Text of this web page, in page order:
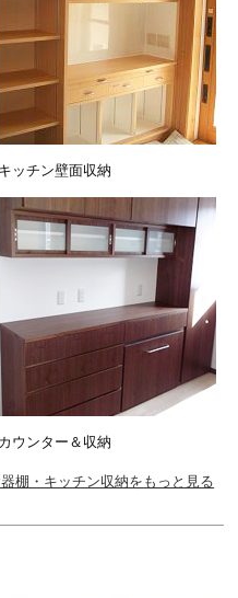
キッチン壁面収納
カウンター＆収納
棚・キッチン収納をもっと見る